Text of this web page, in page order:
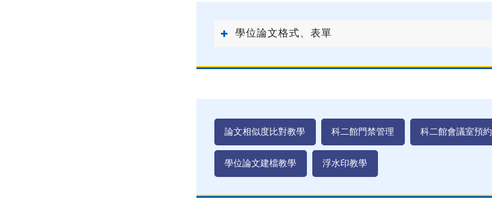
學位論文格式、表單
論文相似度比對教學 科二館門禁管理 科二館會議室預約
學位論文建檔教學 浮水印教學